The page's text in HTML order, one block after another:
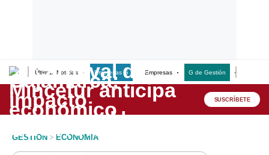
Últimas Noticias Empresas G Empresas G de Gestión
Lo último
Peru Quiosco SUSCRÍBETE
GESTION > ECONOMIA